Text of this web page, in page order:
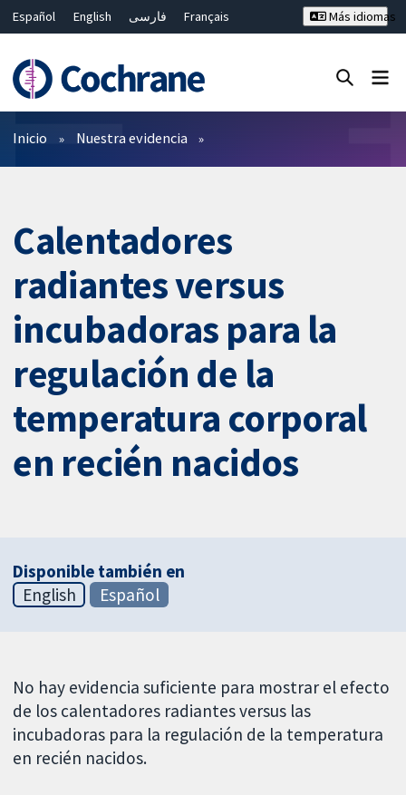
Español English فارسی
Français
Bahasa Malaysia
ไทย 繁體中文
Más idiomas
Filtros
Inicio Nuestra evidencia
Calentadores
radiantes versus
incubadoras para la
regulación de la
temperatura corporal
en recién nacidos
Disponible también en
English
Español
No hay evidencia suficiente para mostrar el efecto
de los calentadores radiantes versus las
incubadoras para la regulación de la temperatura
en recién nacidos.